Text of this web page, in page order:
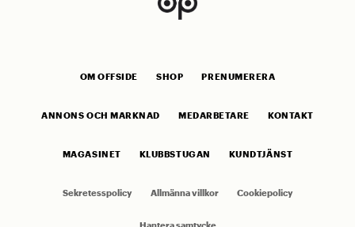
OM OFFSIDE SHOP PRENUMERERA
ANNONS OCH MARKNAD MEDARBETARE KONTAKT
MAGASINET KLUBBSTUGAN KUNDTJÄNST
Sekretesspolicy Allmänna villkor Cookiepolicy